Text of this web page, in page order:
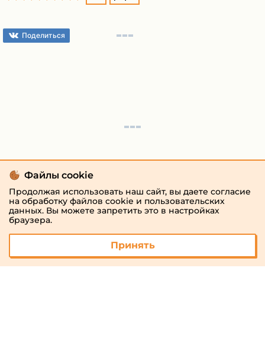
Поделиться
Файлы cookie
Продолжая использовать наш сайт, вы даете согласие
на обработку файлов cookie и пользовательских
данных. Вы можете запретить это в настройках
браузера.
Принять